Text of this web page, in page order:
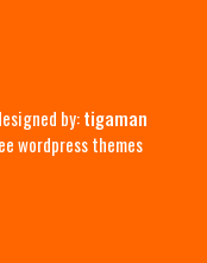
by:tigaman
wordpress themes